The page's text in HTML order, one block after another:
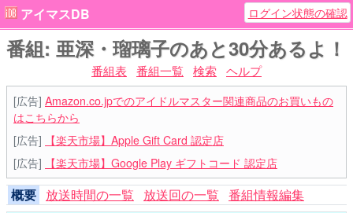
アイマスDB ログイン状態の確認
番組: 亜深・瑠璃子のあと30分あるよ！
番組表 番組一覧 検索 ヘルプ
[広告] Amazon.co.jpでのアイドルマスター関連商品のお買いもの
はこちらから
[広告]
【楽天市場】Apple Gift Card 認定店
[広告]
【楽天市場】Google Play ギフトコード 認定店
概要 放送時間の一覧 放送回の一覧 番組情報編集